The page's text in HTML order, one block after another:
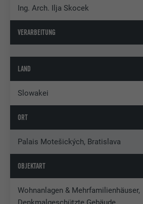
Ing. Arch. Ilja Skocek
VERARBEITUNG
LAND
Slowakei
ORT
Palais Motešických, Bratislava
OBJEKTART
Wohnanlagen & Mehrfamilienhäuser,